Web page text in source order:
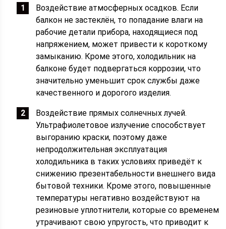
Воздействие атмосферных осадков. Если
балкон не застеклён, то попадание влаги на
рабочие детали прибора, находящиеся под
напряжением, может привести к короткому
замыканию. Кроме этого, холодильник на
балконе будет подвергаться коррозии, что
значительно уменьшит срок службы даже
качественного и дорогого изделия.
Воздействие прямых солнечных лучей.
Ультрафиолетовое излучение способствует
выгоранию краски, поэтому даже
непродолжительная эксплуатация
холодильника в таких условиях приведёт к
снижению презентабельности внешнего вида
бытовой техники. Кроме этого, повышенные
температуры негативно воздействуют на
резиновые уплотнители, которые со временем
утрачивают свою упругость, что приводит к